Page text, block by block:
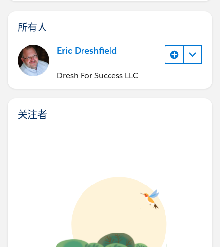
所有人
Eric Dreshfield
Dresh For Success LLC
关注者